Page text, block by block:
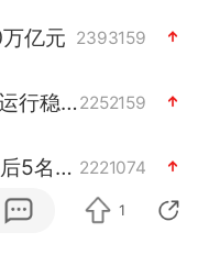
亿元 2393159
上半年我国机械工业经济运行稳中有进2252159
佛山通报笔试前13被淘汰后5名进体检 2221074
1